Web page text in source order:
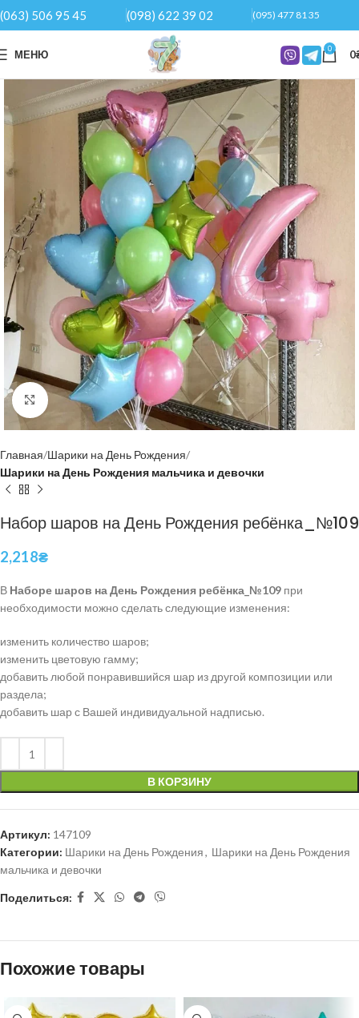
(063) 506 95 45 (098) 622 39 02 (095) 477 81 35
МЕНЮ 0 0
Нажмите, чтобы увеличить
Главная Шарики на День Рождения
Шарики на День Рождения мальчика и девочки
Набор шаров на День Рождения ребёнка_№109
2,218₴
В Наборе шаров на День Рождения ребёнка_№109 при
необходимости можно сделать следующие изменения:
изменить количество шаров;
изменить цветовую гамму;
добавить любой понравившийся шар из другой композиции или
раздела;
добавить шар с Вашей индивидуальной надписью.
В КОРЗИНУ
Артикул: 147109
Категории: Шарики на День Рождения, Шарики на День Рождения
мальчика и девочки
Поделиться:
Похожие товары